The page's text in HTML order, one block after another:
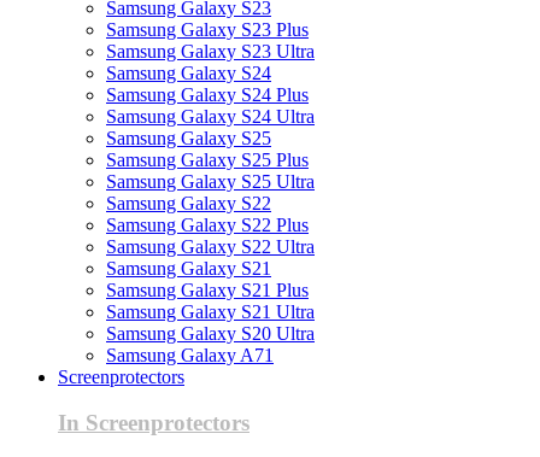
Samsung Galaxy S23
Samsung Galaxy S23 Plus
Samsung Galaxy S23 Ultra
Samsung Galaxy S24
Samsung Galaxy S24 Plus
Samsung Galaxy S24 Ultra
Samsung Galaxy S25
Samsung Galaxy S25 Plus
Samsung Galaxy S25 Ultra
Samsung Galaxy S22
Samsung Galaxy S22 Plus
Samsung Galaxy S22 Ultra
Samsung Galaxy S21
Samsung Galaxy S21 Plus
Samsung Galaxy S21 Ultra
Samsung Galaxy S20 Ultra
Samsung Galaxy A71
Screenprotectors
In Screenprotectors